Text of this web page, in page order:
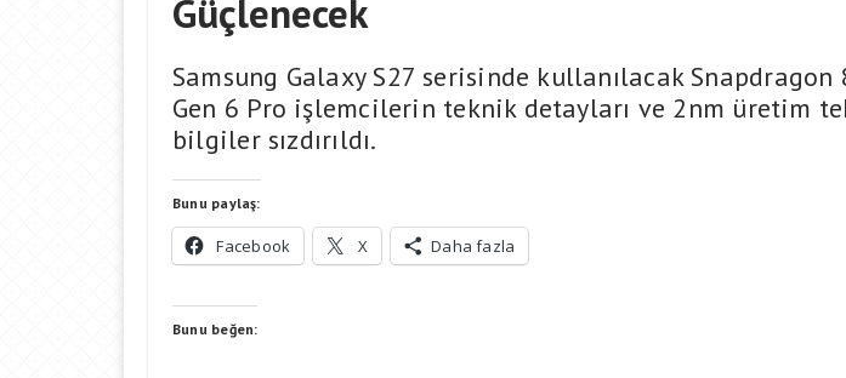
Güçlenecek
Samsung Galaxy S27 serisinde kullanılacak Snapdragon
Gen 6 Pro işlemcilerin teknik detayları ve 2nm üretim
bilgiler sızdırıldı.
Bunu paylaş:
Facebook X Daha fazla
Bunu beğen: